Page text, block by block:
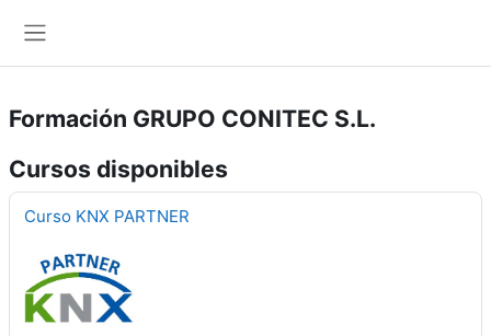
Formación GRUPO CONITEC S.L.
Cursos disponibles
Curso KNX PARTNER